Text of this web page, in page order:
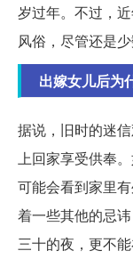
岁过年。不过，
风俗，尽管还是少
出嫁女儿后为
据说，旧时的迷
上回家享受供奉
可能会看到家里
着一些其他的忌
三十的夜，更不